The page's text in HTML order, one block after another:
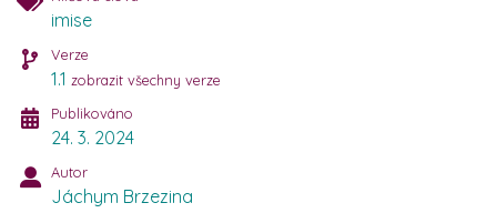
imise
Verze
1.1 zobrazit všechny verze
Publikováno
24. 3. 2024
Autor
Jáchym Brzezina